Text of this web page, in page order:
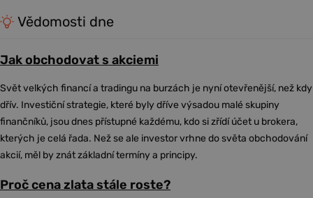
Vědomosti dne
Jak obchodovat s akciemi
Svět velkých financí a tradingu na burzách je nyní otevřenější, než kdy
dřív. Investiční strategie, které byly dříve výsadou malé skupiny
finančníků, jsou dnes přístupné každému, kdo si zřídí účet u brokera,
kterých je celá řada. Než se ale investor vrhne do světa obchodování
akcií, měl by znát základní termíny a principy.
Proč cena zlata stále roste?